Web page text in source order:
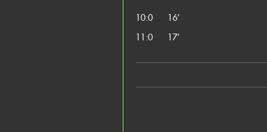
10:0
16’
11:0
17’